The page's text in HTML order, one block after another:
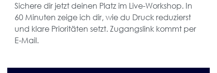
Sichere dir jetzt deinen Platz im Live-Workshop. In
60 Minuten zeige ich dir, wie du Druck reduzierst
und klare Prioritäten setzt. Zugangslink kommt per
E-Mail.